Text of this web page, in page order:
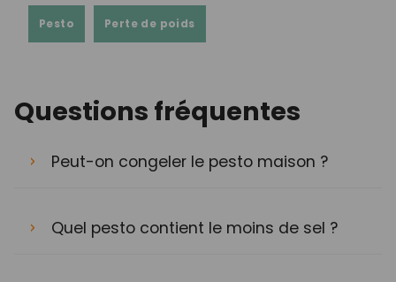
Pesto Perte de poids
Questions fréquentes
Peut-on congeler le pesto maison ?
Quel pesto contient le moins de sel ?